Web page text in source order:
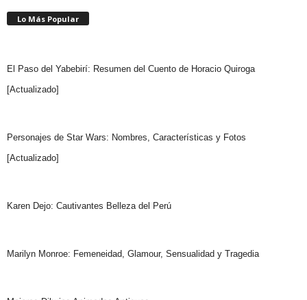
Lo Más Popular
El Paso del Yabebirí: Resumen del Cuento de Horacio Quiroga
[Actualizado]
Personajes de Star Wars: Nombres, Características y Fotos
[Actualizado]
Karen Dejo: Cautivantes Belleza del Perú
Marilyn Monroe: Femeneidad, Glamour, Sensualidad y Tragedia